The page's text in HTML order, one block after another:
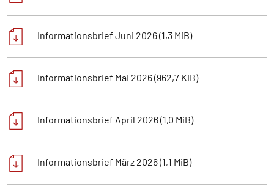
Informationsbrief Juni 2026(1,3 MiB)
Informationsbrief Mai 2026(962,7 KiB)
Informationsbrief April 2026(1,0 MiB)
Informationsbrief März 2026(1,1 MiB)